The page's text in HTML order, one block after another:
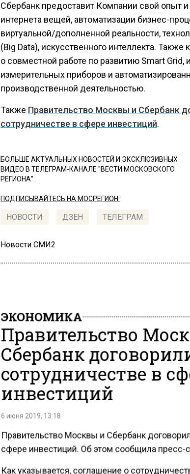
Сбербанк предоставит Компании свой опыт и
интернета вещей, автоматизации бизнес-
виртуальной/дополненной реальности,
(Big Data), искусственного интеллекта.
о совместной работе по развитию Smart Grid,
измерительных приборов и
производственной деятельностью.
Также Правительство Москвы и Сбербанк
сотрудничестве в сфере инвестиций.
БОЛЬШЕ АКТУАЛЬНЫХ НОВОСТЕЙ И ЭКСКЛЮЗИВНЫХ
ВИДЕО В ТЕЛЕГРАМ-КАНАЛЕ "ВЕСТИ МОСКОВСКОГО
РЕГИОНА".
ПОДПИСЫВАЙТЕСЬ НА МОСРЕГИОН:
НОВОСТИ ДЗЕН ТЕЛЕГРАМ
Новости СМИ2
ЭКОНОМИКА
Правительство
Сбербанк
сотрудничестве в
инвестиций
6 июня 2019, 13:18
Правительство Москвы и Сбербанк
сфере инвестиций. Об этом сообщила пресс-
Как указывается, соглашение о